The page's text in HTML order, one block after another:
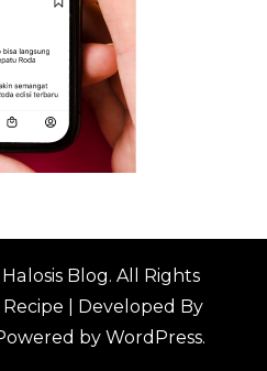
Halosis Blog. All Rights
| Developed By
by WordPress.